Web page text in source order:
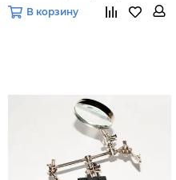
В корзину